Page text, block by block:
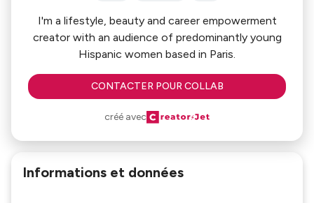
I'm a lifestyle, beauty and career empowerment
creator with an audience of predominantly young
Hispanic women based in Paris.
CONTACTER POUR COLLAB
créé avec
Informations et données